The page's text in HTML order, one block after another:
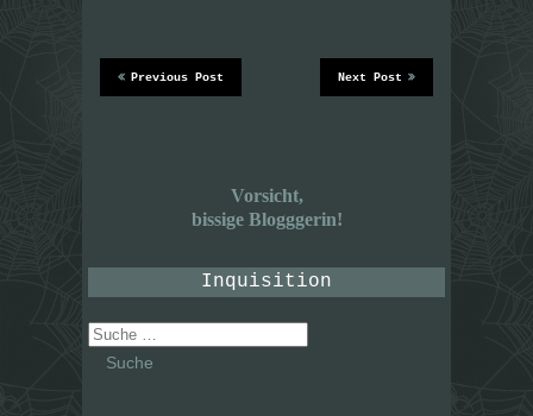
Next Post
Previous Post
Vorsicht,
bissige Blogggerin!
Inquisition
Suche
nach: